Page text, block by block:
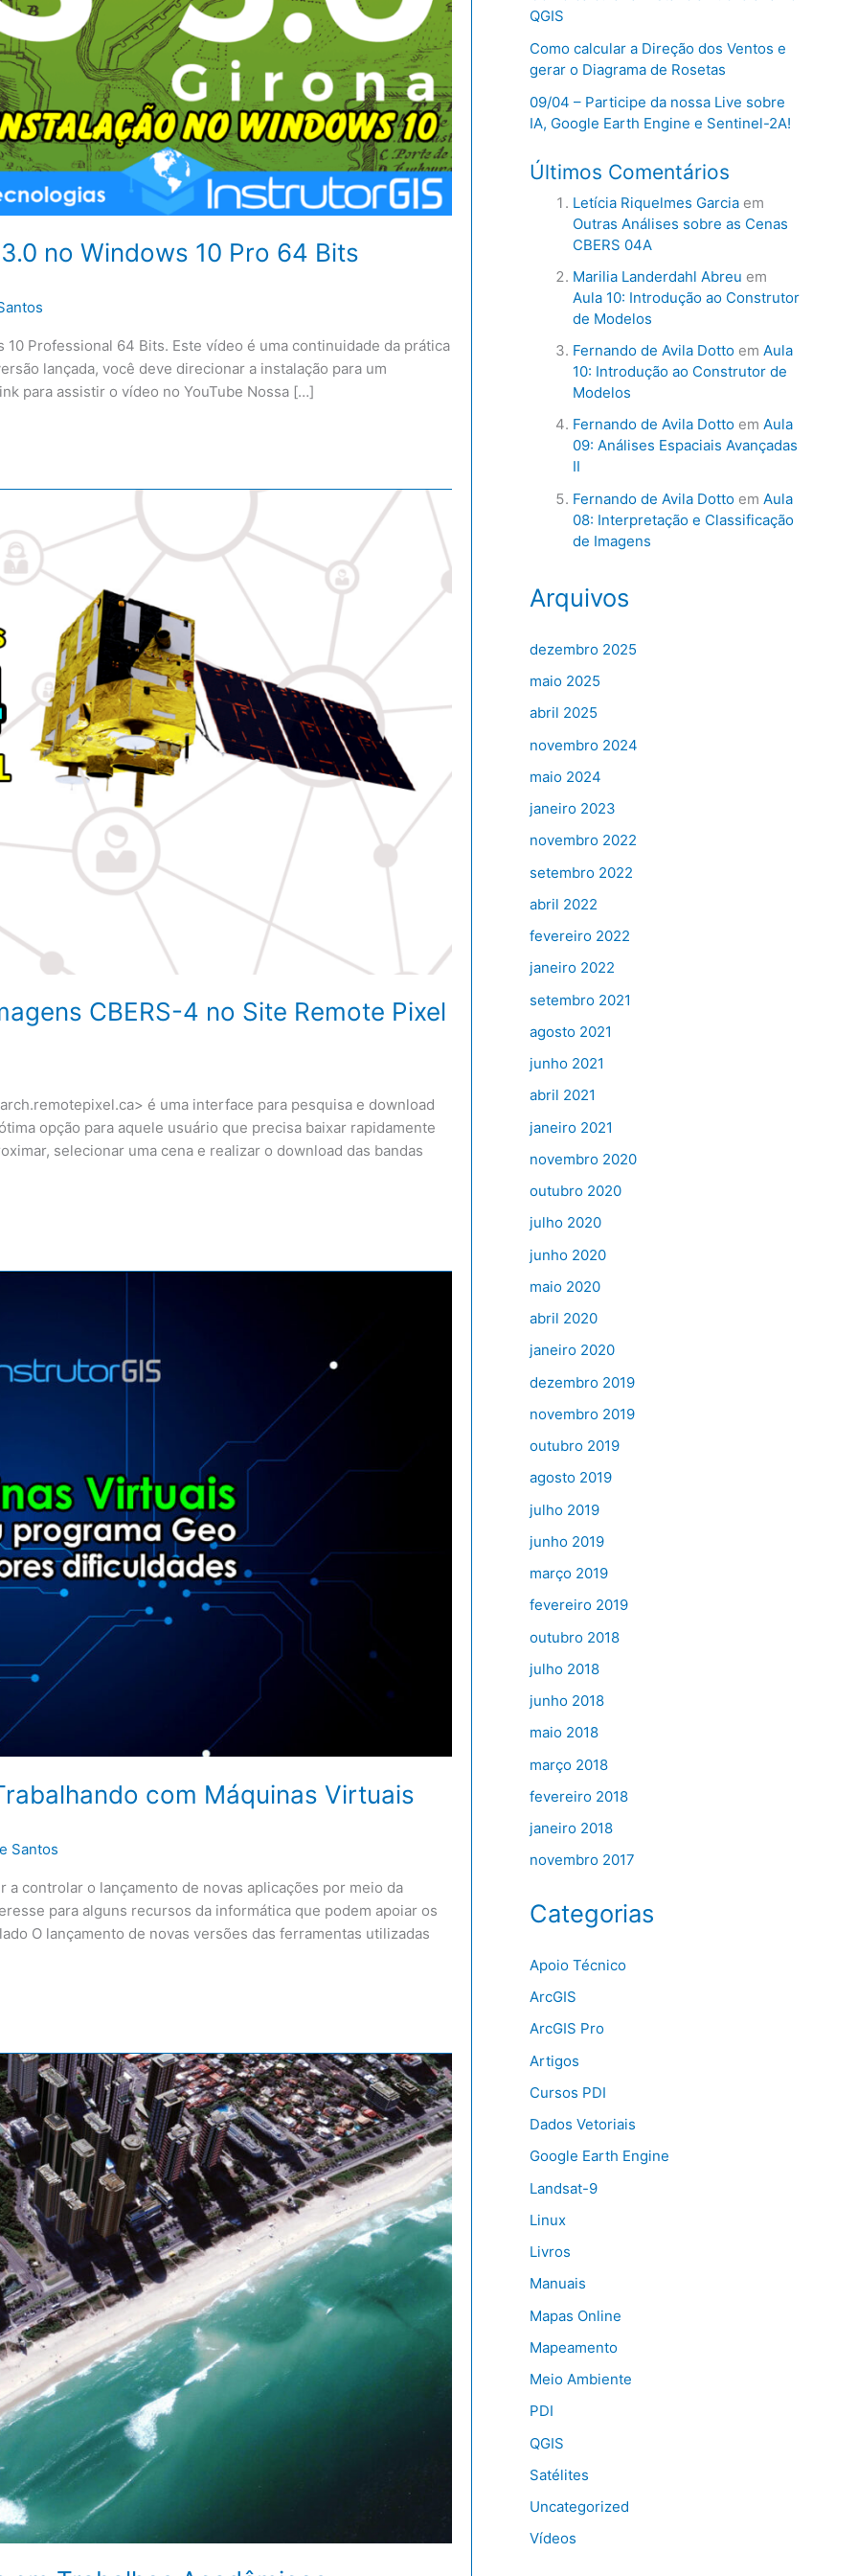
no Windows 10 Pro 64 Bits
Professional 64 Bits. Este vídeo é uma continuidade da prática
lançada, você deve direcionar a instalação para um
para assistir o vídeo no YouTube Nossa […]
CBERS-4 no Site Remote Pixel
é uma interface para pesquisa e download
opção para aquele usuário que precisa baixar rapidamente
selecionar uma cena e realizar o download das bandas
com Máquinas Virtuais
Santos
controlar o lançamento de novas aplicações por meio da
para alguns recursos da informática que podem apoiar os
O lançamento de novas versões das ferramentas utilizadas
QGIS
Como calcular a Direção dos Ventos e
gerar o Diagrama de Rosetas
09/04 – Participe da nossa Live sobre
IA, Google Earth Engine e Sentinel-2A!
Últimos Comentários
Letícia Riquelmes Garciaem
Outras Análises sobre as Cenas
CBERS 04A
Marilia Landerdahl Abreu em
Aula 10: Introdução ao Construtor
de Modelos
Fernando de Avila Dottoem Aula
10: Introdução ao Construtor de
Modelos
Fernando de Avila Dottoem Aula
09: Análises Espaciais Avançadas
II
Fernando de Avila Dottoem Aula
08: Interpretação e Classificação
de Imagens
Arquivos
dezembro 2025
maio 2025
abril 2025
novembro 2024
maio 2024
janeiro 2023
novembro 2022
setembro 2022
abril 2022
fevereiro 2022
janeiro 2022
setembro 2021
agosto 2021
junho 2021
abril 2021
janeiro 2021
novembro 2020
outubro 2020
julho 2020
junho 2020
maio 2020
abril 2020
janeiro 2020
dezembro 2019
novembro 2019
outubro 2019
agosto 2019
julho 2019
junho 2019
março 2019
fevereiro 2019
outubro 2018
julho 2018
junho 2018
maio 2018
março 2018
fevereiro 2018
janeiro 2018
novembro 2017
Categorias
Apoio Técnico
ArcGIS
ArcGIS Pro
Artigos
Cursos PDI
Dados Vetoriais
Google Earth Engine
Landsat-9
Linux
Livros
Manuais
Mapas Online
Mapeamento
Meio Ambiente
PDI
QGIS
Satélites
Uncategorized
Vídeos